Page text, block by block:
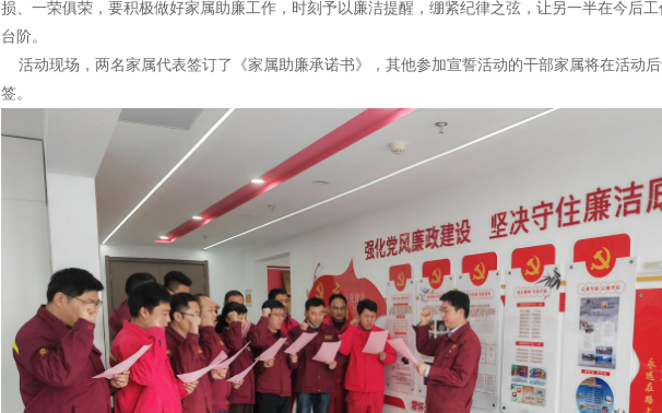
损、一荣俱荣，要积极做好家属助廉工作，时刻予以廉洁提醒，绷紧纪律之弦，让另一半在今后工
台阶。
活动现场，两名家属代表签订了《家属助廉承诺书》，其他参加宣誓活动的干部家属将在活动
签。